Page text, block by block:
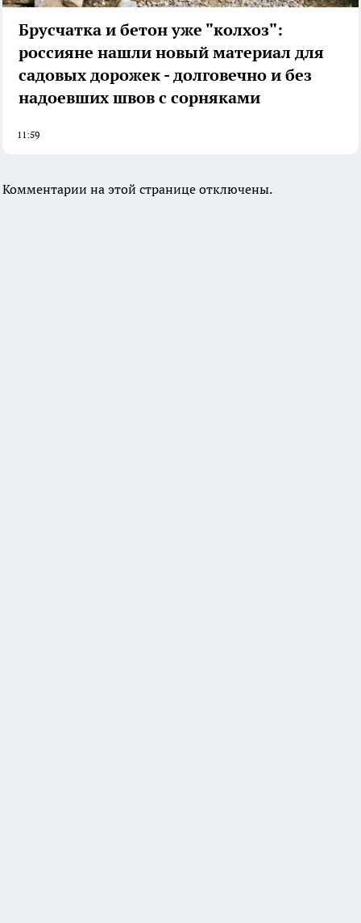
Брусчатка и бетон уже "колхоз":
россияне нашли новый материал для
садовых дорожек - долговечно и без
надоевших швов с сорняками
11:59
Комментарии на этой странице отключены.